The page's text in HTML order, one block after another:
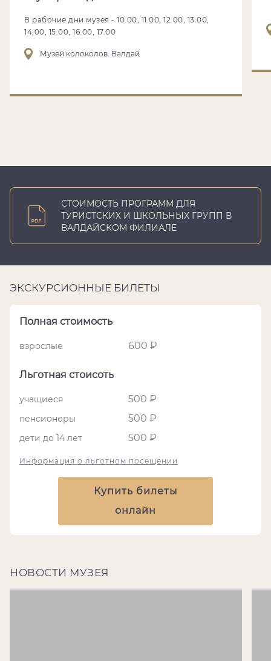
В рабочие дни музея - 10.00, 11.00, 12.00, 13.00,
14,00, 15.00, 16.00, 17.00
Музей колоколов. Валдай
СТОИМОСТЬ ПРОГРАММ ДЛЯ
ТУРИСТСКИХ И ШКОЛЬНЫХ ГРУПП В
ВАЛДАЙСКОМ ФИЛИАЛЕ
ЭКСКУРСИОННЫЕ БИЛЕТЫ
Полная стоимость
взрослые 600 ₽
Льготная стоисоть
учащиеся 500 ₽
пенсионеры 500 ₽
дети до 14 лет 500 ₽
Информация о льготном посещении
Купить билеты
онлайн
НОВОСТИ МУЗЕЯ